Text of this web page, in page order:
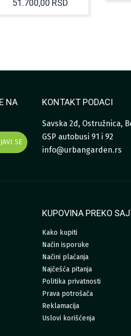
51.700,00 RSD
NA
KONTAKT PODACI
Savska 2đ, Ostružnica,
GSP autobusi 91 i 92
info@urbangarden.rs
KUPOVINA PREKO
Kako kupiti
Način isporuke
Načini plaćanja
Najčešća pitanja
Politika privatnosti
Prava potrošača
Reklamacija
Uslovi korišćenja